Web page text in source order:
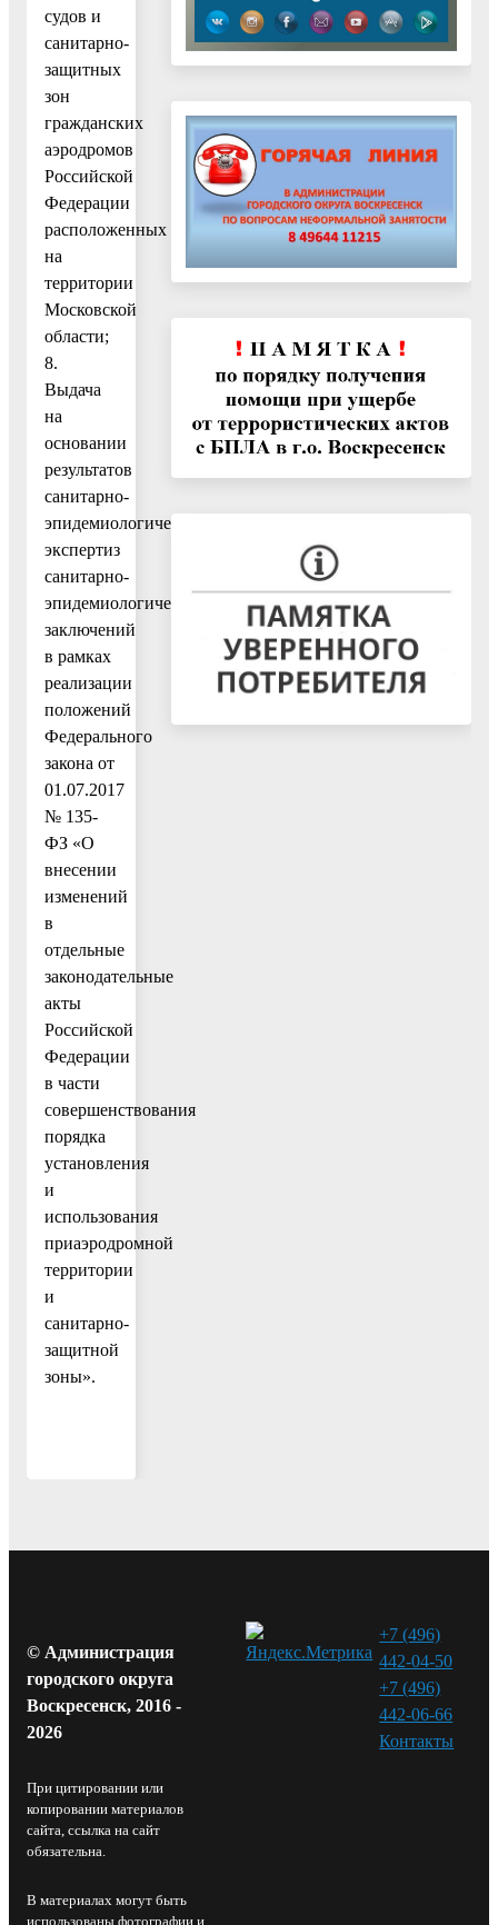
судов и
санитарно-
защитных
зон
гражданских
аэродромов
Российской
Федерации
расположенных
на
территории
Московской
области;
8.
Выдача
на
основании
результатов
санитарно-
эпидемиологических
экспертиз
санитарно-
эпидемиологических
заключений
в рамках
реализации
положений
Федерального
закона от
01.07.2017
№ 135-
ФЗ «О
внесении
изменений
в
отдельные
законодательные
акты
Российской
Федерации
в части
совершенствования
порядка
установления
и
использования
приаэродромной
территории
и
санитарно-
защитной
зоны».
© Администрация
городского округа
Воскресенск, 2016 -
2026
При цитировании или
копировании материалов
сайта, ссылка на сайт
обязательна.
В материалах могут быть
+7 (496)
442-04-50
+7 (496)
442-06-66
Контакты⁠